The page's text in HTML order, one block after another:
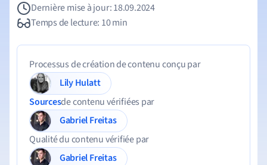
Dernière mise à jour: 18.09.2024
Temps de lecture: 10 min
Processus de création de contenu conçu par
Lily Hulatt
Sourcesde contenu vérifiées par
Gabriel Freitas
Qualité du contenu vérifiée par
Gabriel Freitas